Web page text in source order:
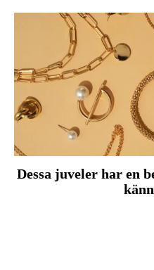
Dessa juveler har en